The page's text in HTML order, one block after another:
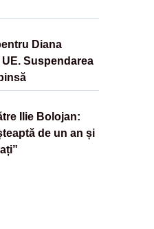
Diana
Suspendarea
Ilie Bolojan:
de un an și